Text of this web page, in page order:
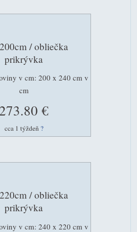
/ obliečka
prikrývka
v cm: 200 x 240 cm v
cm
273.80 €
cca 1 týždeň ?
/ obliečka
prikrývka
v cm: 240 x 220 cm v